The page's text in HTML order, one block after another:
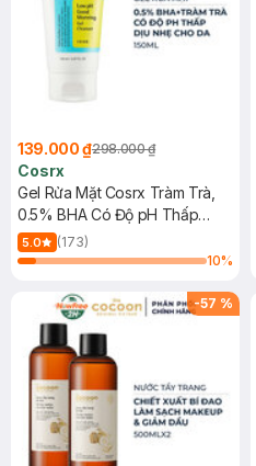
139.000 ₫298.000 ₫
Cosrx
Gel Rửa Mặt Cosrx Tràm Trà,
0.5% BHA Có Độ pH Thấp
150ml
5.0
(173)
10%
-57 %